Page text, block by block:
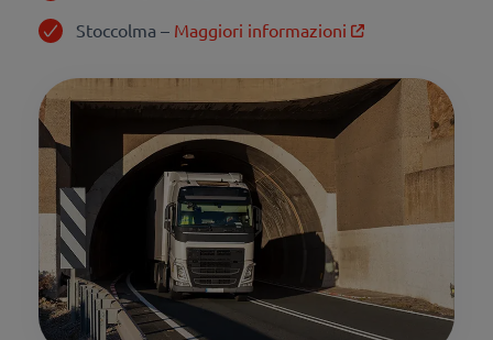
Stoccolma – Maggiori informazioni